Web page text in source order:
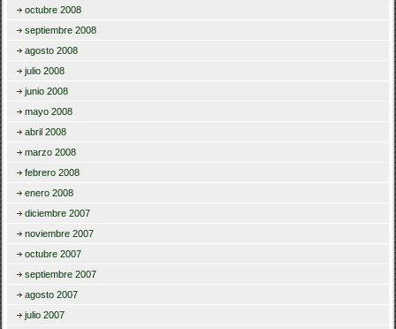
octubre 2008
septiembre 2008
agosto 2008
julio 2008
junio 2008
mayo 2008
abril 2008
marzo 2008
febrero 2008
enero 2008
diciembre 2007
noviembre 2007
octubre 2007
septiembre 2007
agosto 2007
julio 2007